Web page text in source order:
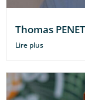
Thomas
Lire plus